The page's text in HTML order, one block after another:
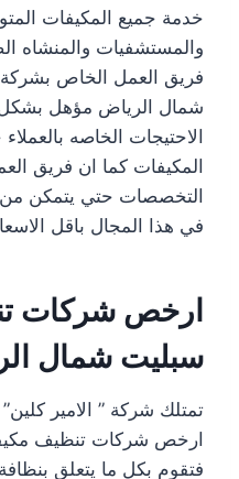
خدمة جميع المكيفات
والمستشفيات والمنشاه
فريق العمل الخاص
شمال الرياض مؤهل بشكل
الاحتيجات الخاصه
المكيفات كما ان فريق
التخصصات حتي يتمكن من
في هذا المجال باقل
ارخص شركات
سبليت شمال
تمتلك شركة ” الامير
ارخص شركات تنظيف
فتقوم بكل ما يتعلق